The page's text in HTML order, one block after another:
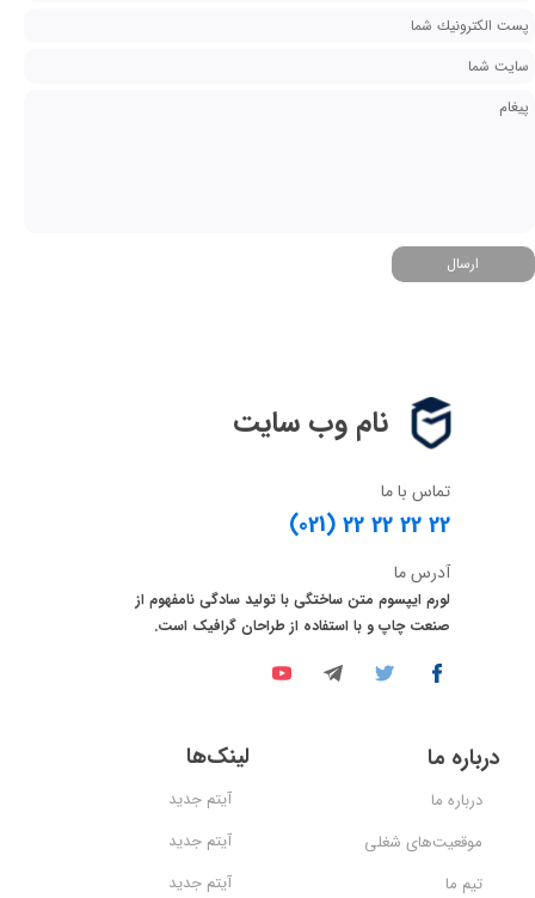
ارسال
نام وب سایت
تماس با ما
(021) 22 22 22 22
آدرس ما
لورم ایپسوم متن ساختگی با تولید سادگی نامفهوم از
صنعت چاپ و با استفاده از طراحان گرافیک است.
درباره ما
موقعیت‌های شغلی
تیم ما
درباره ما لینک‌ها
آیتم جدید
آیتم جدید
آیتم جدید